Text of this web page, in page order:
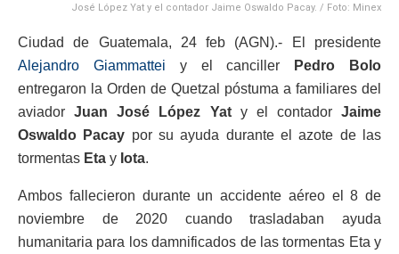
José López Yat y el contador Jaime Oswaldo Pacay. / Foto: Minex
Ciudad de Guatemala, 24 feb (AGN).- El presidente
Alejandro Giammattei y el canciller
Pedro Bolo
entregaron la Orden de Quetzal póstuma a familiares del
aviadorJuan José López Yaty el contadorJaime
Oswaldo Pacay por su ayuda durante el azote de las
tormentas Eta y Iota.
Ambos fallecieron durante un accidente aéreo el 8 de
noviembre de 2020 cuando trasladaban ayuda
humanitaria para los damnificados de las tormentas Eta y